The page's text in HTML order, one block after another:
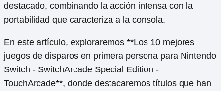
destacado, combinando la acción intensa con la
portabilidad que caracteriza a la consola.
En este artículo, exploraremos **Los 10 mejores
juegos de disparos en primera persona para Nintendo
Switch - SwitchArcade Special Edition -
TouchArcade**, donde destacaremos títulos que han